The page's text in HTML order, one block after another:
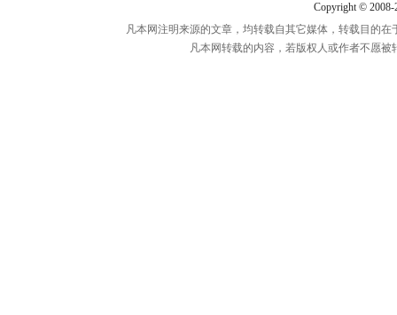
Copyright ©
凡本网注明来源的文章，均转载自其它媒体，转载目的
凡本网转载的内容，若版权人或作者不愿